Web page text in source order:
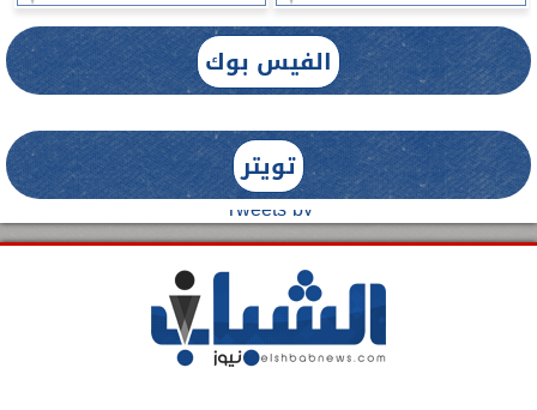
الفيس بوك
تويتر
Tweets by